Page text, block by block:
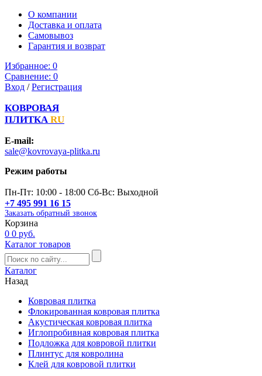
О компании
Доставка и оплата
Самовывоз
Гарантия и возврат
Избранное: 0
Сравнение: 0
Вход /Регистрация
КОВРОВАЯ
ПЛИТКА RU
E-mail:
sale@kovrovaya-plitka.ru
Режим работы
Пн-Пт: 10:00 - 18:00 Сб-Вс: Выходной
+7 495 991 16 15
Заказать обратный звонок
Корзина
0 0 руб.
Каталог товаров
Каталог
Назад
Ковровая плитка
Флокированная ковровая плитка
Акустическая ковровая плитка
Иглопробивная ковровая плитка
Подложка для ковровой плитки
Плинтус для ковролина
Клей для ковровой плитки